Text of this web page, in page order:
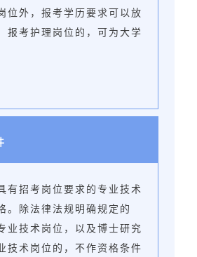
位外，报考学历要求可以放
报考护理岗位的，可为大学
有招考岗位要求的专业技术
。除法律法规明确规定的
业技术岗位，以及博士研究
技术岗位的，不作资格条件